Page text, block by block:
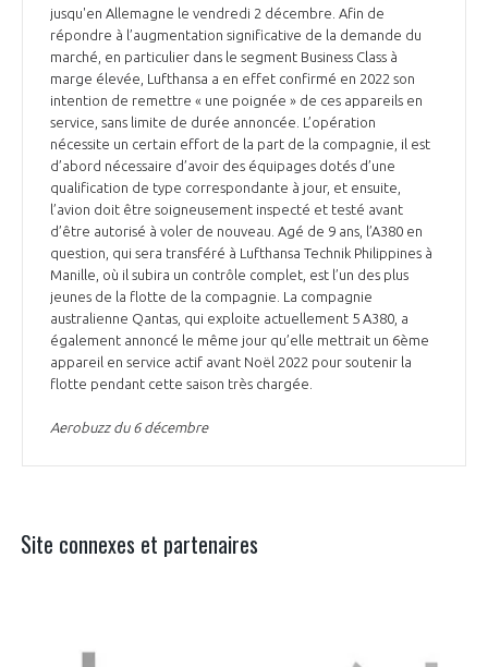
jusqu'en Allemagne le vendredi 2 décembre. Afin de
répondre à l’augmentation significative de la demande du
marché, en particulier dans le segment Business Class à
marge élevée, Lufthansa a en effet confirmé en 2022 son
intention de remettre « une poignée » de ces appareils en
service, sans limite de durée annoncée. L’opération
nécessite un certain effort de la part de la compagnie, il est
d’abord nécessaire d’avoir des équipages dotés d’une
qualification de type correspondante à jour, et ensuite,
l’avion doit être soigneusement inspecté et testé avant
d’être autorisé à voler de nouveau. Agé de 9 ans, l’A380 en
question, qui sera transféré à Lufthansa Technik Philippines à
Manille, où il subira un contrôle complet, est l’un des plus
jeunes de la flotte de la compagnie. La compagnie
australienne Qantas, qui exploite actuellement 5 A380, a
également annoncé le même jour qu’elle mettrait un 6ème
appareil en service actif avant Noël 2022 pour soutenir la
flotte pendant cette saison très chargée.
Aerobuzz du 6 décembre
Site connexes et partenaires